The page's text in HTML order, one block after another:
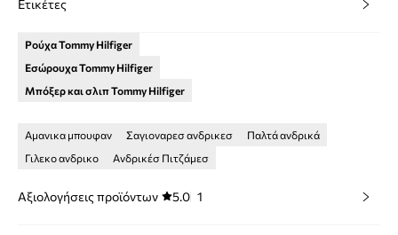
Ετικέτες
Ρούχα Tommy Hilfiger
Εσώρουχα Tommy Hilfiger
Μπόξερ και σλιπ Tommy Hilfiger
Αμανικα μπουφαν Σαγιοναρεσ ανδρικεσ
Παλτά ανδρικά
Γιλεκο ανδρικο
Ανδρικέσ Πιτζάμεσ
Αξιολογήσεις προϊόντων 5.0 1